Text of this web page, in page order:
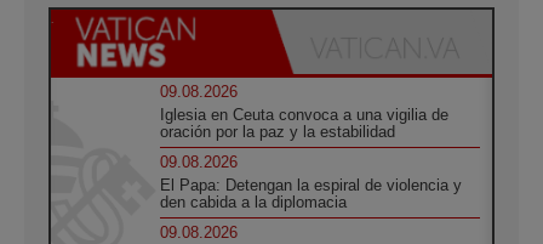
09.08.2026
Iglesia en Ceuta convoca a una vigilia de
oración por la paz y la estabilidad
09.08.2026
El Papa: Detengan la espiral de violencia y
den cabida a la diplomacia
09.08.2026